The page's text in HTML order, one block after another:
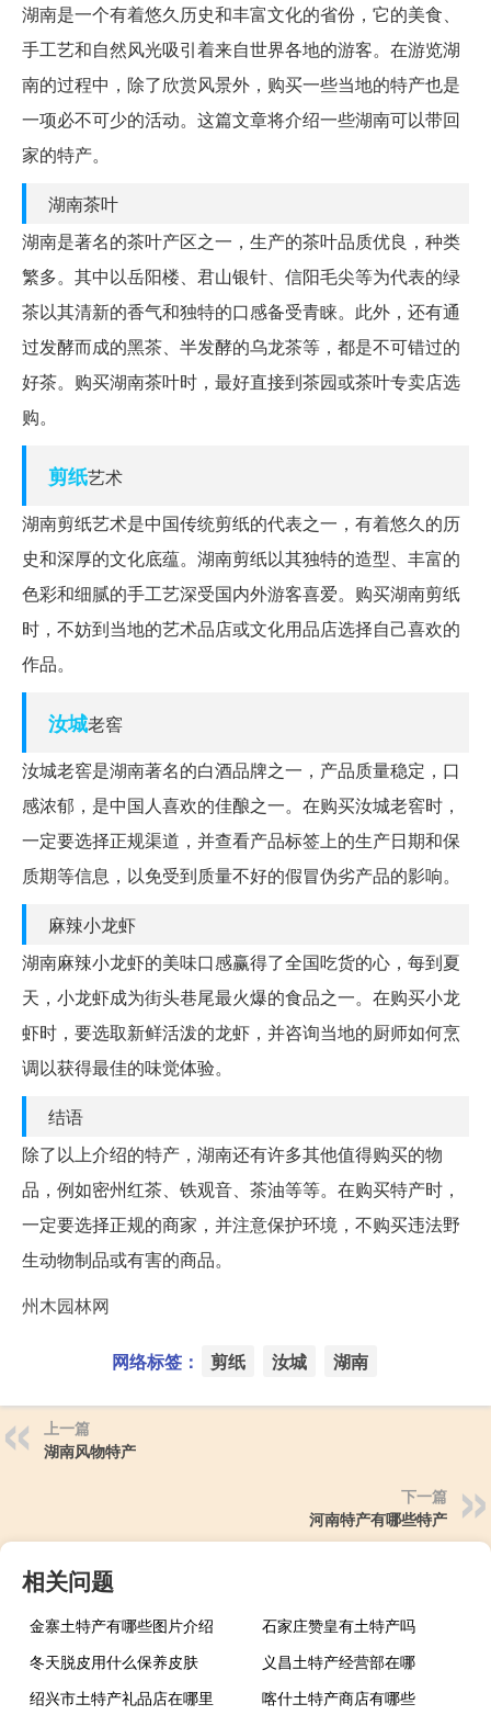
湖南是一个有着悠久历史和丰富文化的省份，它的美食、
手工艺和自然风光吸引着来自世界各地的游客。在游览湖
南的过程中，除了欣赏风景外，购买一些当地的特产也是
一项必不可少的活动。这篇文章将介绍一些湖南可以带回
家的特产。
湖南茶叶
湖南是著名的茶叶产区之一，生产的茶叶品质优良，种类
繁多。其中以岳阳楼、君山银针、信阳毛尖等为代表的绿
茶以其清新的香气和独特的口感备受青睐。此外，还有通
过发酵而成的黑茶、半发酵的乌龙茶等，都是不可错过的
好茶。购买湖南茶叶时，最好直接到茶园或茶叶专卖店选
购。
剪纸艺术
湖南剪纸艺术是中国传统剪纸的代表之一，有着悠久的历
史和深厚的文化底蕴。湖南剪纸以其独特的造型、丰富的
色彩和细腻的手工艺深受国内外游客喜爱。购买湖南剪纸
时，不妨到当地的艺术品店或文化用品店选择自己喜欢的
作品。
汝城老窖
汝城老窖是湖南著名的白酒品牌之一，产品质量稳定，口
感浓郁，是中国人喜欢的佳酿之一。在购买汝城老窖时，
一定要选择正规渠道，并查看产品标签上的生产日期和保
质期等信息，以免受到质量不好的假冒伪劣产品的影响。
麻辣小龙虾
湖南麻辣小龙虾的美味口感赢得了全国吃货的心，每到夏
天，小龙虾成为街头巷尾最火爆的食品之一。在购买小龙
虾时，要选取新鲜活泼的龙虾，并咨询当地的厨师如何烹
调以获得最佳的味觉体验。
结语
除了以上介绍的特产，湖南还有许多其他值得购买的物
品，例如密州红茶、铁观音、茶油等等。在购买特产时，
一定要选择正规的商家，并注意保护环境，不购买违法野
生动物制品或有害的商品。
州木园林网
网络标签： 剪纸 汝城 湖南
上一篇
湖南风物特产
下一篇
河南特产有哪些特产
相关问题
金寨土特产有哪些图片介绍
石家庄赞皇有土特产吗
冬天脱皮用什么保养皮肤
义昌土特产经营部在哪
绍兴市土特产礼品店在哪里
喀什土特产商店有哪些